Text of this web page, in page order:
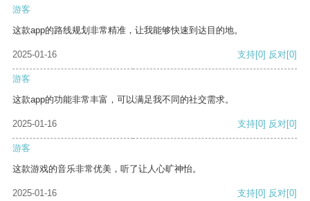
游客
这款app的路线规划非常精准，让我能够快速到达目的地。
2025-01-16 支持[0] 反对[0]
游客
这款app的功能非常丰富，可以满足我不同的社交需求。
2025-01-16 支持[0] 反对[0]
游客
这款游戏的音乐非常优美，听了让人心旷神怡。
2025-01-16 支持[0] 反对[0]